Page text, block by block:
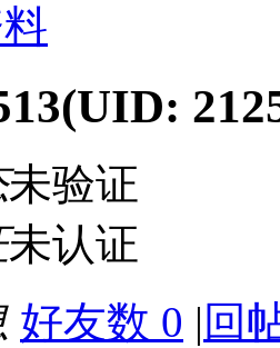
(UID:
未验证
未认证
好友数 0 | 回